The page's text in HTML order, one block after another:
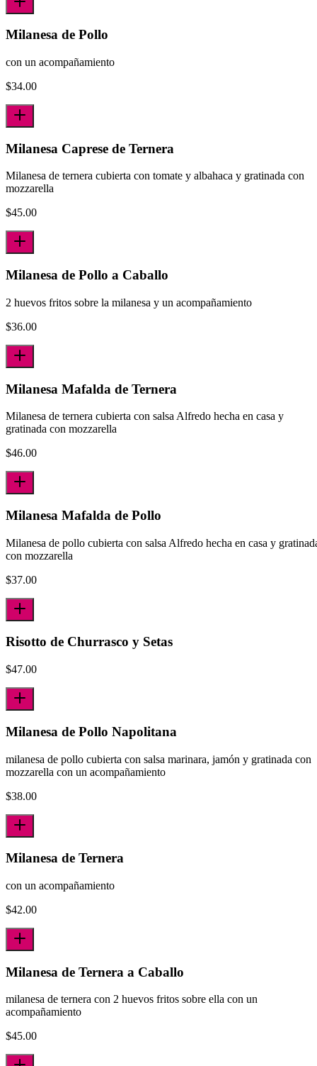
Milanesa de Pollo
con un acompañamiento
$34.00
Milanesa Caprese de Ternera
Milanesa de ternera cubierta con tomate y albahaca y gratinada con
mozzarella
$45.00
Milanesa de Pollo a Caballo
2 huevos fritos sobre la milanesa y un acompañamiento
$36.00
Milanesa Mafalda de Ternera
Milanesa de ternera cubierta con salsa Alfredo hecha en casa y
gratinada con mozzarella
$46.00
Milanesa Mafalda de Pollo
Milanesa de pollo cubierta con salsa Alfredo hecha en casa y
con mozzarella
$37.00
Risotto de Churrasco y Setas
$47.00
Milanesa de Pollo Napolitana
milanesa de pollo cubierta con salsa marinara, jamón y gratinada con
mozzarella con un acompañamiento
$38.00
Milanesa de Ternera
con un acompañamiento
$42.00
Milanesa de Ternera a Caballo
milanesa de ternera con 2 huevos fritos sobre ella con un
acompañamiento
$45.00